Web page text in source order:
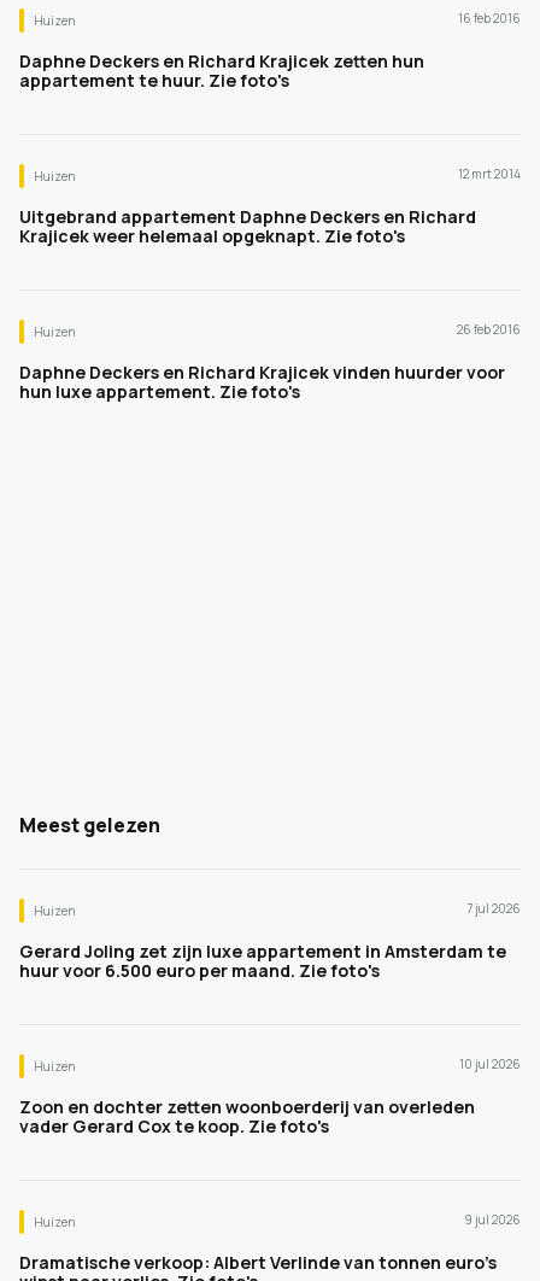
Huizen 16 feb 2016
Daphne Deckers en Richard Krajicek zetten hun
appartement te huur. Zie foto's
Huizen 12 mrt 2014
Uitgebrand appartement Daphne Deckers en Richard
Krajicek weer helemaal opgeknapt. Zie foto's
Huizen 26 feb 2016
Daphne Deckers en Richard Krajicek vinden huurder voor
hun luxe appartement. Zie foto's
Meest gelezen
Huizen 7 jul 2026
Gerard Joling zet zijn luxe appartement in Amsterdam te
huur voor 6.500 euro per maand. Zie foto's
Huizen 10 jul 2026
Zoon en dochter zetten woonboerderij van overleden
vader Gerard Cox te koop. Zie foto's
Huizen 9 jul 2026
Dramatische verkoop: Albert Verlinde van tonnen euro's